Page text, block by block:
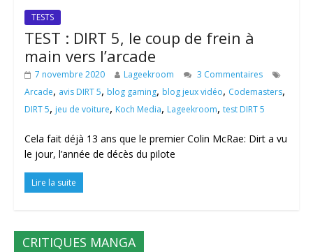
TESTS
TEST : DIRT 5, le coup de frein à
main vers l’arcade
7 novembre 2020 Lageekroom
3 Commentaires
Arcade, avis DIRT 5, blog gaming, blog jeux vidéo, Codemasters,
DIRT 5, jeu de voiture, Koch Media, Lageekroom, test DIRT 5
Cela fait déjà 13 ans que le premier Colin McRae: Dirt a vu
le jour, l’année de décès du pilote
Lire la suite
CRITIQUES MANGA